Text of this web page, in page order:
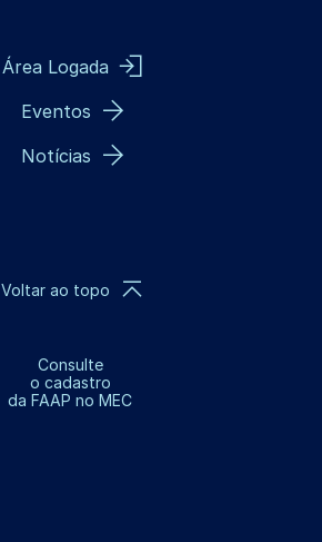
Área Logada
Eventos
Notícias
Consulte
o cadastro
da FAAP no MEC
Voltar ao topo